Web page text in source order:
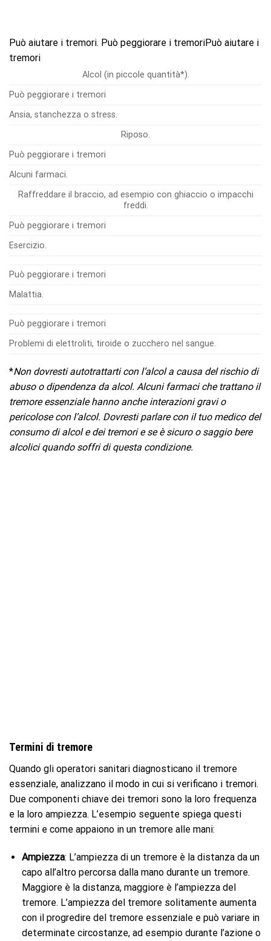
Può aiutare i tremori. Può peggiorare i tremoriPuò aiutare i
tremori
Alcol (in piccole quantità*).
Può peggiorare i tremori
Ansia, stanchezza o stress.
Riposo.
Può peggiorare i tremori
Alcuni farmaci.
Raffreddare il braccio, ad esempio con ghiaccio o impacchi
freddi.
Può peggiorare i tremori
Esercizio.
Può peggiorare i tremori
Malattia.
Può peggiorare i tremori
Problemi di elettroliti, tiroide o zucchero nel sangue.
*Non dovresti autotrattarti con l’alcol a causa del rischio di
abuso o dipendenza da alcol. Alcuni farmaci che trattano il
tremore essenziale hanno anche interazioni gravi o
pericolose con l’alcol. Dovresti parlare con il tuo medico del
consumo di alcol e dei tremori e se è sicuro o saggio bere
alcolici quando soffri di questa condizione.
Termini di tremore
Quando gli operatori sanitari diagnosticano il tremore
essenziale, analizzano il modo in cui si verificano i tremori.
Due componenti chiave dei tremori sono la loro frequenza
e la loro ampiezza. L’esempio seguente spiega questi
termini e come appaiono in un tremore alle mani:
Ampiezza: L’ampiezza di un tremore è la distanza da un
capo all’altro percorsa dalla mano durante un tremore.
Maggiore è la distanza, maggiore è l’ampiezza del
tremore. L’ampiezza del tremore solitamente aumenta
con il progredire del tremore essenziale e può variare in
determinate circostanze, ad esempio durante l’azione o